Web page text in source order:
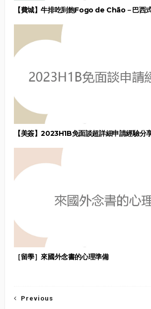
【費城】牛排吃到飽Fogo de Chão－巴西
【美簽】2023H1B免面談超詳細申請經驗分
［留學］來國外念書的心理準備
Previous